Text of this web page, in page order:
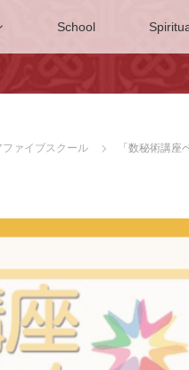
School
ファイブスクール 「数秘術講座